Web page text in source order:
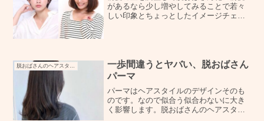
があるなら少し増やしてみることで若々
しい印象とちょっとしたイメージチェン
脱おばさんのヘアスタイルづくり
一歩間違うとヤバい、脱おばさん
パーマ
パーマはヘアスタイルのデザインそのも
のです。なので似合う似合わないに大き
く影響します。脱おばさんのヘアスタイ